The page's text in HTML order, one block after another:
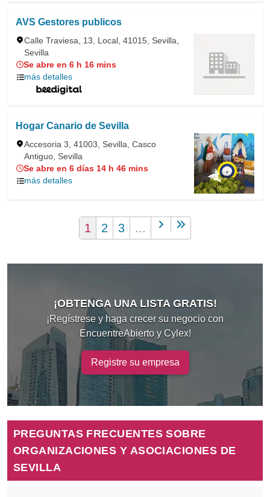
AVS Gestores publicos
Calle Traviesa, 13, Local, 41015, Sevilla,
Sevilla
Se abre en 6 h 16 mins
más detalles
Hogar Canario de Sevilla
Accesoria 3, 41003, Sevilla, Casco
Antiguo, Sevilla
Se abre en 6 días 14 h 46 mins
más detalles
1 2 3 ...
¡OBTENGA UNA LISTA GRATIS!
¡Regístrese y haga crecer su negocio con
EncuentreAbierto y Cylex!
Registre su empresa
PREGUNTAS FRECUENTES SOBRE
ORGANIZACIONES Y ASOCIACIONES DE
SEVILLA